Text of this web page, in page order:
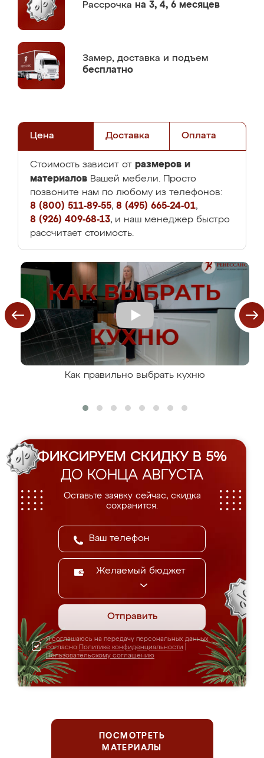
Рассрочка на 3, 4, 6 месяцев
Замер, доставка и подъем
бесплатно
Цена Доставка Оплата
Стоимость зависит от размеров и
материалов Вашей мебели. Просто
позвоните нам по любому из телефонов:
8 (800) 511-89-55, 8 (495) 665-24-01,
8 (926) 409-68-13, и наш менеджер быстро
рассчитает стоимость.
Как правильно выбрать кухню
ФИКСИРУЕМ СКИДКУ В 5%
ДО КОНЦА АВГУСТА
Оставьте заявку сейчас, скидка
сохранится.
Желаемый бюджет
Отправить
Я соглашаюсь на передачу персональных данных
согласно Политике конфиденциальности
Пользовательскому соглашению
ПОСМОТРЕТЬ
МАТЕРИАЛЫ